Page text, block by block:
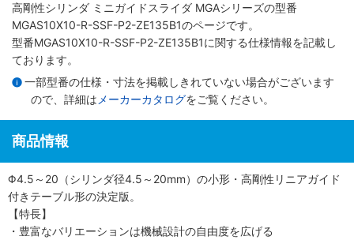
高剛性シリンダ ミニガイドスライダ MGAシリーズの型番
MGAS10X10-R-SSF-P2-ZE135B1のページです。
型番MGAS10X10-R-SSF-P2-ZE135B1に関する仕様情報を記載し
ております。
一部型番の仕様・寸法を掲載しきれていない場合がございます
ので、詳細は メーカーカタログをご覧ください。
商品情報
Φ4.5～20（シリンダ径4.5～20mm）の小形・高剛性リニアガイド
付きテーブル形の決定版。
【特長】
・豊富なバリエーションは機械設計の自由度を広げる